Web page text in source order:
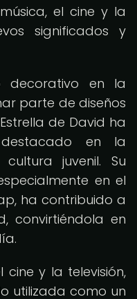
el cine y la
significados y
decorativo en la
parte de diseños
de David ha
en la
juvenil. Su
en el
ha contribuido a
convirtiéndola en
y la televisión,
utilizada como un